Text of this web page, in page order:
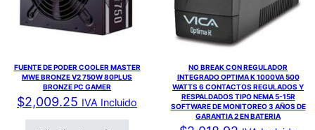
FUENTE DE PODER COOLER MASTER
MWE BRONZE V2 750W 80PLUS
BRONZE PC GAMER
$2,009.25 IVA Incluido
NO BREAK CON REGULADOR
INTEGRADO OPTIMA K 1000VA 500
WATTS 6 CONTACTOS REGULADOS Y
RESPALDADOS TIPO NEMA 5-15R
SOFTWARE DE MONITOREO 3 AÑOS DE
GARANTIA 2 EN BATERIA